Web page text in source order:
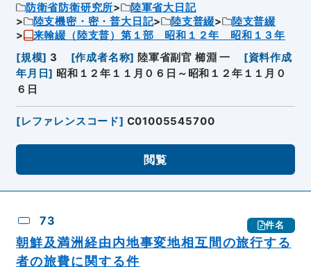
防衛省防衛研究所
陸軍省大日記
陸支機密・密・普大日記
陸支普綴
陸支普綴
来翰綴（陸支普）第１部 昭和１２年 昭和１３年
[規模] 3 [作成者名称] 陸軍省副官 櫛淵 一 [資料作成
年月日] 昭和１２年１１月０６日～昭和１２年１１月０
６日
[レファレンスコード] C01005545700
閲覧
73 件名
朝鮮及満洲経由内地事変地相互間の旅行する
者の旅費に関する件